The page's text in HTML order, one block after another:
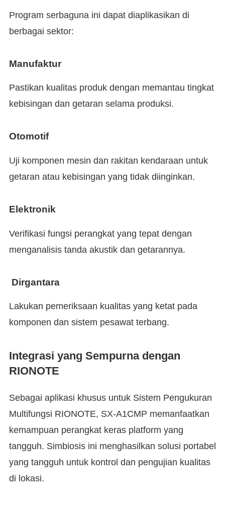
Program serbaguna ini dapat diaplikasikan di
berbagai sektor:
Manufaktur
Pastikan kualitas produk dengan memantau tingkat
kebisingan dan getaran selama produksi.
Otomotif
Uji komponen mesin dan rakitan kendaraan untuk
getaran atau kebisingan yang tidak diinginkan.
Elektronik
Verifikasi fungsi perangkat yang tepat dengan
menganalisis tanda akustik dan getarannya.
Dirgantara
Lakukan pemeriksaan kualitas yang ketat pada
komponen dan sistem pesawat terbang.
Integrasi yang Sempurna dengan
RIONOTE
Sebagai aplikasi khusus untuk Sistem Pengukuran
Multifungsi RIONOTE, SX-A1CMP memanfaatkan
kemampuan perangkat keras platform yang
tangguh. Simbiosis ini menghasilkan solusi portabel
yang tangguh untuk kontrol dan pengujian kualitas
di lokasi.